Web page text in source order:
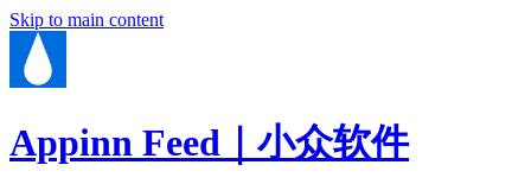
Skip to main content
Appinn Feed｜小众软件